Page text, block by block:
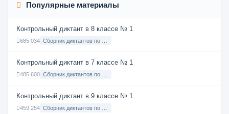
Популярные материалы
Контрольный диктант в 8 классе № 1
685 034
Контрольный диктант в 7 классе № 1
485 600
Контрольный диктант в 9 классе № 1
459 254